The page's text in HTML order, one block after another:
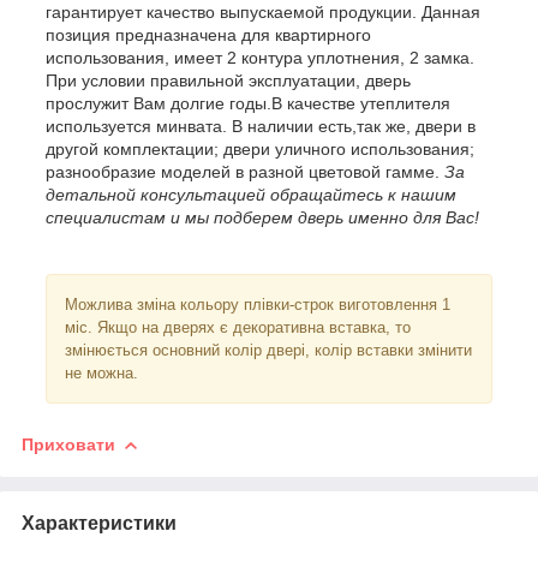
гарантирует качество выпускаемой продукции. Данная
позиция предназначена для квартирного
использования, имеет 2 контура уплотнения, 2 замка.
При условии правильной эксплуатации, дверь
прослужит Вам долгие годы.В качестве утеплителя
используется минвата. В наличии есть,так же, двери в
другой комплектации; двери уличного использования;
разнообразие моделей в разной цветовой гамме. За
детальной консультацией обращайтесь к нашим
специалистам и мы подберем дверь именно для Вас!
Можлива зміна кольору плівки-строк виготовлення 1
міс. Якщо на дверях є декоративна вставка, то
змінюється основний колір двері, колір вставки змінити
не можна.
Приховати
Характеристики